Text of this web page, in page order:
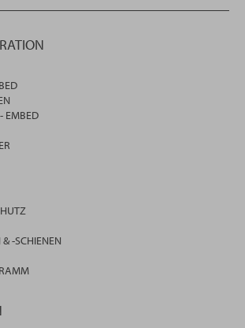
EMBED
-SCHIENEN